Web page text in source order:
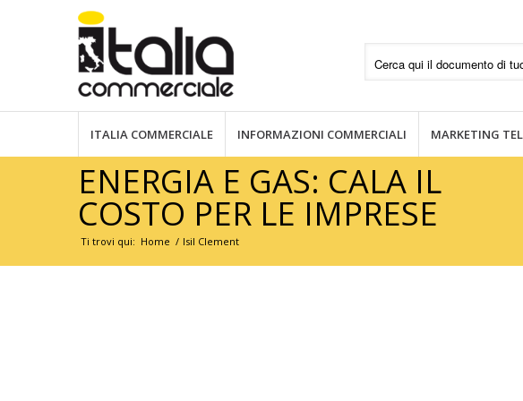
ITALIA COMMERCIALE INFORMAZIONI COMMERCIALI MARKETING
ENERGIA E GAS: CALA IL
COSTO PER LE IMPRESE
Ti trovi qui: Home / Isil Clement